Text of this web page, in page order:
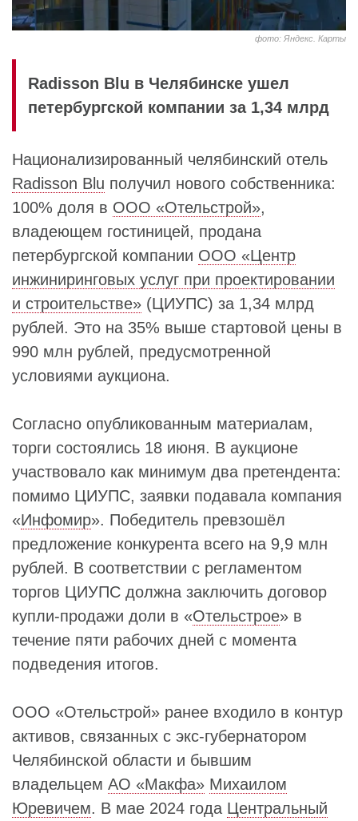
фото: Яндекс. Карты
Radisson Blu в Челябинске ушел
петербургской компании за 1,34 млрд
Национализированный челябинский отель
Radisson Blu получил нового собственника:
100% доля в ООО «Отельстрой»,
владеющем гостиницей, продана
петербургской компании ООО «Центр
инжиниринговых услуг при проектировании
и строительстве» (ЦИУПС) за 1,34 млрд
рублей. Это на 35% выше стартовой цены в
990 млн рублей, предусмотренной
условиями аукциона.
Согласно опубликованным материалам,
торги состоялись 18 июня. В аукционе
участвовало как минимум два претендента:
помимо ЦИУПС, заявки подавала компания
«Инфомир». Победитель превзошёл
предложение конкурента всего на 9,9 млн
рублей. В соответствии с регламентом
торгов ЦИУПС должна заключить договор
купли-продажи доли в «Отельстрое» в
течение пяти рабочих дней с момента
подведения итогов.
ООО «Отельстрой» ранее входило в контур
активов, связанных с экс-губернатором
Челябинской области и бывшим
владельцем АО «Макфа» Михаилом
Юревичем. В мае 2024 года Центральный